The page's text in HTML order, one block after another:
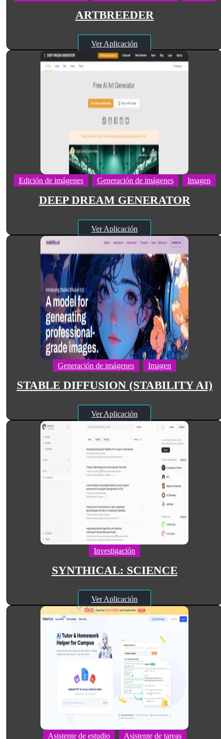
ARTBREEDER
Ver Aplicación
Edición de imágenes Generación de imágenes Imagen
DEEP DREAM GENERATOR
Ver Aplicación
Generación de imágenes Imagen
STABLE DIFFUSION (STABILITY AI)
Ver Aplicación
Investigación
SYNTHICAL: SCIENCE
Ver Aplicación
Asistente de estudio Asistente de tareas